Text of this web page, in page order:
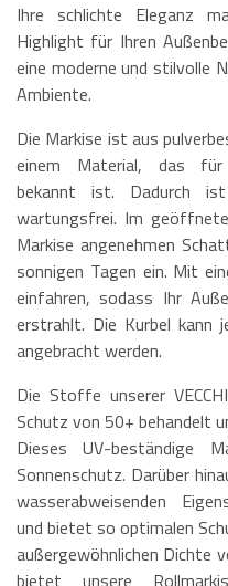
Ihre schlichte Eleganz
Highlight für Ihren
eine moderne und stilvolle
Ambiente.
Die Markise ist aus
einem Material, das für
bekannt ist. Dadurch
wartungsfrei. Im
Markise angenehmen
sonnigen Tagen ein. Mit
einfahren, sodass Ihr
erstrahlt. Die Kurbel kann
angebracht werden.
Die Stoffe unserer
Schutz von 50+ behandelt
Dieses UV-beständige
Sonnenschutz. Darüber
wasserabweisenden
und bietet so optimalen
außergewöhnlichen Dichte